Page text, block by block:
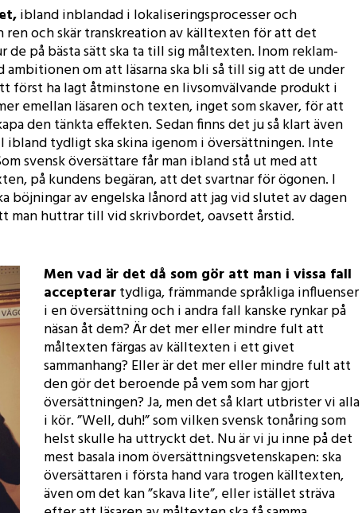
ibland inblandad i lokaliseringsprocesser och
ren och skär transkreation av källtexten för att det
på bästa sätt ska ta till sig måltexten. Inom reklam-
om att läsarna ska bli så till sig att de under
först ha lagt åtminstone en livsomvälvande produkt i
emellan läsaren och texten, inget som skaver, för att
den tänkta effekten. Sedan finns det ju så klart även
tydligt ska skina igenom i översättningen. Inte
svensk översättare får man ibland stå ut med att
på kundens begäran, att det svartnar för ögonen. I
böjningar av engelska lånord att jag vid slutet av dagen
man huttrar till vid skrivbordet, oavsett årstid.
Men vad är det då som gör att man i vissa fall
accepterartydliga, främmande språkliga influenser
i en översättning och i andra fall kanske rynkar på
näsan åt dem? Är det mer eller mindre fult att
måltexten färgas av källtexten i ett givet
sammanhang? Eller är det mer eller mindre fult att
den gör det beroende på vem som har gjort
översättningen? Ja, men det så klart utbrister vi alla
i kör. ”Well, duh!” som vilken svensk tonåring som
helst skulle ha uttryckt det. Nu är vi ju inne på det
mest basala inom översättningsvetenskapen: ska
översättaren i första hand vara trogen källtexten,
även om det kan ”skava lite”, eller istället sträva